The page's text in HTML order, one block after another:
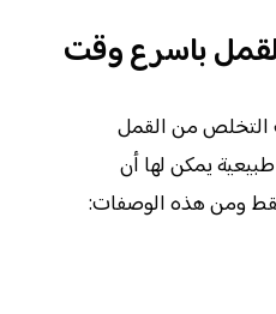
باسرع وقت
التخلص من القمل
يمكن لها أن
ومن هذه الوصفات: